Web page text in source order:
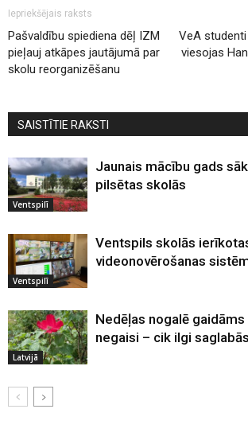
Iepriekšējais raksts
Pašvaldību spiediena dēļ IZM
pieļauj atkāpes jautājumā par
skolu reorganizēšanu
VeA
viesojas
SAISTĪTIE RAKSTI
Ventspilī
Jaunais mācību gads
pilsētas skolās
Ventspilī
Ventspils skolās
videonovērošanas
Latvijā
Nedēļas nogalē
negaisi – cik ilgi